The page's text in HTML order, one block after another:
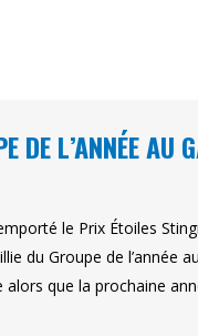
DE L’ANNÉE AU
le Prix Étoiles
du Groupe de l’année
que la prochaine